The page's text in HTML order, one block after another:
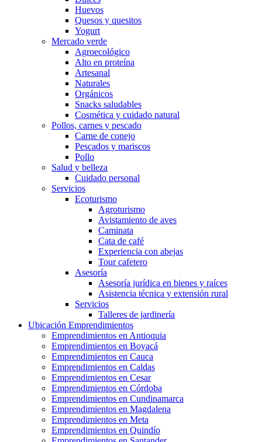
Huevos
Quesos y quesitos
Yogurt
Mercado verde
Agroecológico
Alto en proteína
Artesanal
Naturales
Orgánicos
Snacks saludables
Cosmética y cuidado natural
Pollos, carnes y pescado
Carne de conejo
Pescados y mariscos
Pollo
Salud y belleza
Cuidado personal
Servicios
Ecoturismo
Agroturismo
Avistamiento de aves
Caminata
Cata de café
Experiencia con abejas
Tour cafetero
Asesoría
Asesoría jurídica en bienes y raíces
Asistencia técnica y extensión rural
Servicios
Talleres de jardinería
Ubicación Emprendimientos
Emprendimientos en Antioquia
Emprendimientos en Boyacá
Emprendimientos en Cauca
Emprendimientos en Caldas
Emprendimientos en Cesar
Emprendimientos en Córdoba
Emprendimientos en Cundinamarca
Emprendimientos en Magdalena
Emprendimientos en Meta
Emprendimientos en Quindío